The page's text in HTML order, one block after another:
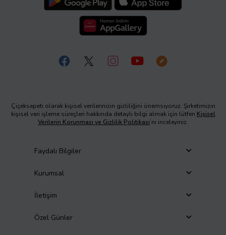
Çiçeksepeti olarak kişisel verilerinizin gizliliğini önemsiyoruz. Şirketimizin
kişisel veri işleme süreçleri hakkında detaylı bilgi almak için lütfen Kişisel
Verilerin Korunması ve Gizlilik Politikası’nı inceleyiniz.
Faydalı Bilgiler
Kurumsal
İletişim
Özel Günler